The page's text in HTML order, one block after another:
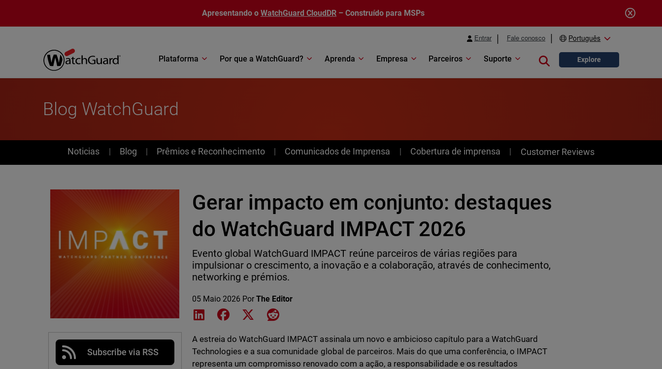
Apresentando o WatchGuard CloudDR – Construído para MSPs
Entrar Fale conosco Português
Plataforma Por que a WatchGuard? Aprenda Empresa Parceiros Suporte Close search
Explore
Blog WatchGuard
News
Noticias Blog Prêmios e Reconhecimento Comunicados de Imprensa Cobertura de imprensa Customer Reviews
Subscribe via RSS
Gerar impacto em conjunto: destaques
do WatchGuard IMPACT 2026
Evento global WatchGuard IMPACT reúne parceiros de várias regiões para
impulsionar o crescimento, a inovação e a colaboração, através de conhecimento,
networking e prémios.
05 Maio 2026 PorThe Editor
Share on LinkedIn
Share on Facebook
Share on XShare on Reddit
A estreia do WatchGuard IMPACT assinala um novo e ambicioso capítulo para a WatchGuard
Technologies e a sua comunidade global de parceiros. Mais do que uma conferência, o IMPACT
representa um compromisso renovado com a ação, a responsabilidade e os resultados